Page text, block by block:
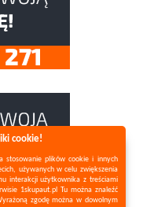
cookie!
stosowanie plików cookie i innych
używanych w celu zwiększenia
interakcji użytkownika z treściami
1skupaut.pl Tu można znaleźć
zgodę można w dowolnym